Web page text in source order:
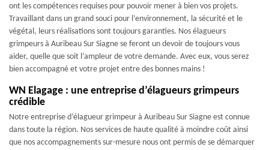
ont les compétences requises pour pouvoir mener à bien vos projets.
Travaillant dans un grand souci pour l’environnement, la sécurité et le
végétal, leurs réalisations sont toujours garanties. Nos élagueurs
grimpeurs à Auribeau Sur Siagne se feront un devoir de toujours vous
aider, quelle que soit l’ampleur de votre demande. Avec eux, vous serez
bien accompagné et votre projet entre des bonnes mains !
WN Elagage : une entreprise d’élagueurs grimpeurs
crédible
Notre entreprise d’élagueur grimpeur à Auribeau Sur Siagne est connue
dans toute la région. Nos services de haute qualité à moindre coût ainsi
que nos accompagnements sur-mesure nous ont permis de se démarquer